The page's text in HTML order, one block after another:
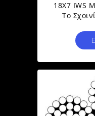
18X7 IWS
Το